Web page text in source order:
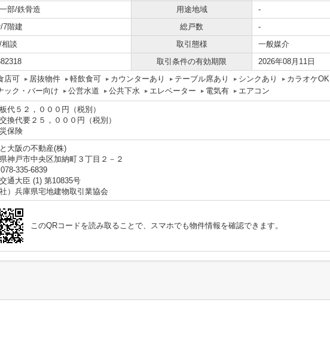
部/鉄骨造 用途地域
-
7階建 総戸数
-
相談 取引態様
一般媒介
取引条件の有効期限 2026年08月11日
店可 居抜物件 軽飲食可 カウンターあり テーブル席あり シンクあり カラオケOK
ック・バー向け
公営水道 公共下水 エレベーター 電気有 エアコン
代５２，０００円（税別）
換代要２５，０００円（税別）
保険
大阪の不動産(株)
神戸市中央区加納町３丁目２－２
335-6839
通大臣 (1) 第10835号
社）兵庫県宅地建物取引業協会
このQRコードを読み取ることで、スマホでも物件情報を確認できます。